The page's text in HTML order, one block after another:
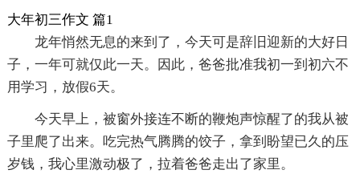
大年初三作文 篇1
龙年悄然无息的来到了，今天可是辞旧迎新的大好日
子，一年可就仅此一天。因此，爸爸批准我初一到初六不
用学习，放假6天。
今天早上，被窗外接连不断的鞭炮声惊醒了的我从被
子里爬了出来。吃完热气腾腾的饺子，拿到盼望已久的压
岁钱，我心里激动极了，拉着爸爸走出了家里。